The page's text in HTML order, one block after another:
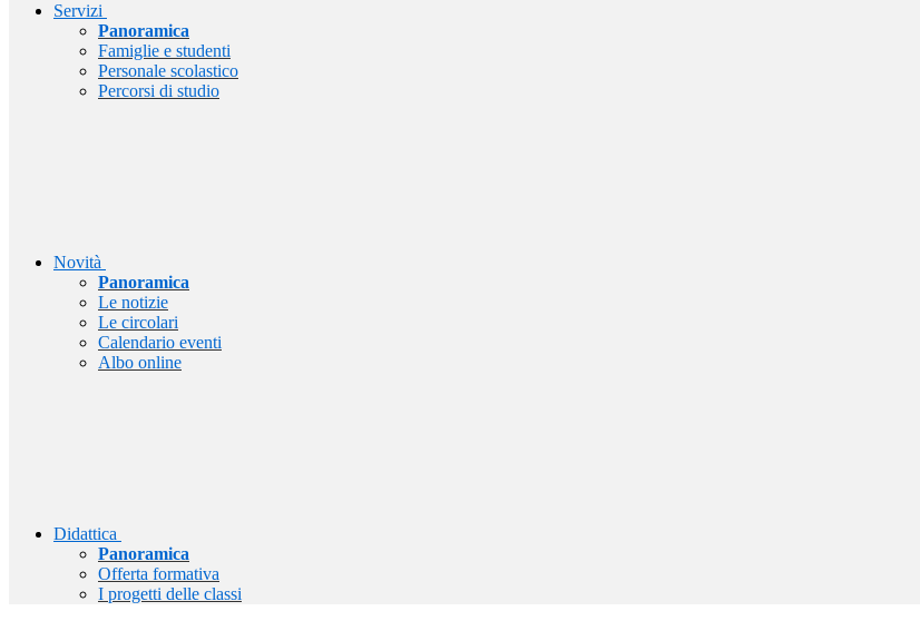
Servizi
Panoramica
Famiglie e studenti
Personale scolastico
Percorsi di studio
Novità
Panoramica
Le notizie
Le circolari
Calendario eventi
Albo online
Didattica
Panoramica
Offerta formativa
I progetti delle classi